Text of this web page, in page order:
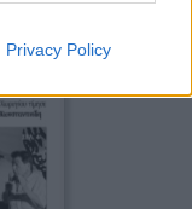
Privacy Policy